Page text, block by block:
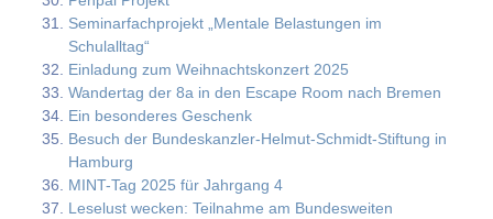
Seminarfachprojekt „Mentale Belastungen im
Schulalltag“
Einladung zum Weihnachtskonzert 2025
Wandertag der 8a in den Escape Room nach Bremen
Ein besonderes Geschenk
Besuch der Bundeskanzler-Helmut-Schmidt-Stiftung in
Hamburg
MINT-Tag 2025 für Jahrgang 4
Leselust wecken: Teilnahme am Bundesweiten